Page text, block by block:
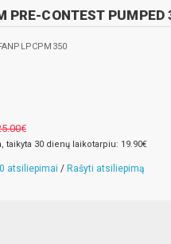
PRE-CONTEST PUMPED
taikyta 30 dienų laikotarpiu: 19.90€
0 atsiliepimai / Rašyti atsiliepimą